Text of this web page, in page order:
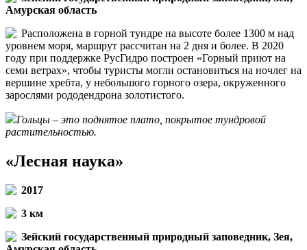
Амурская область
Расположена в горной тундре на высоте более 1300 м над
уровнем моря, маршрут рассчитан на 2 дня и более. В 2020
году при поддержке РусГидро построен «Горный приют на
семи ветрах», чтобы туристы могли остановиться на ночлег на
вершине хребта, у небольшого горного озера, окруженного
зарослями рододендрона золотистого.
Гольцы – это поднятое плато, покрытое тундровой
растительностью.
«Лесная наука»
2017
3 км
Зейский государственный природный заповедник, Зея,